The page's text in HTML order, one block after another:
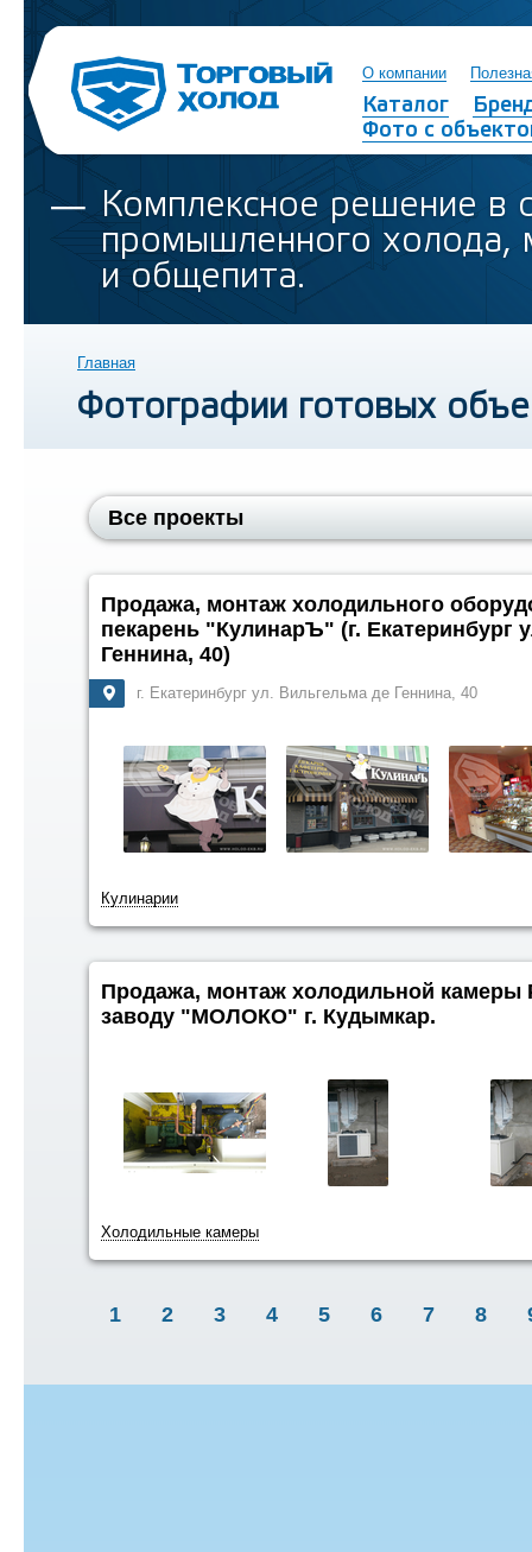
О компании
Каталог
Фото с
Комплексное решение в
промышленного холода,
и общепита.
Главная
Фотографии готовых
Все проекты
Продажа, монтаж холодильного
пекарень "КулинарЪ" (г. Екатеринбург
Геннина, 40)
г. Екатеринбург ул. Вильгельма де Геннина, 40
Кулинарии
Продажа, монтаж холодильной камеры
заводу "МОЛОКО" г. Кудымкар.
Холодильные камеры
1 2 3 4 5 6 7 8